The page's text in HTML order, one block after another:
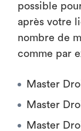
possible
après votre
nombre de
comme par
Master
Master
Master